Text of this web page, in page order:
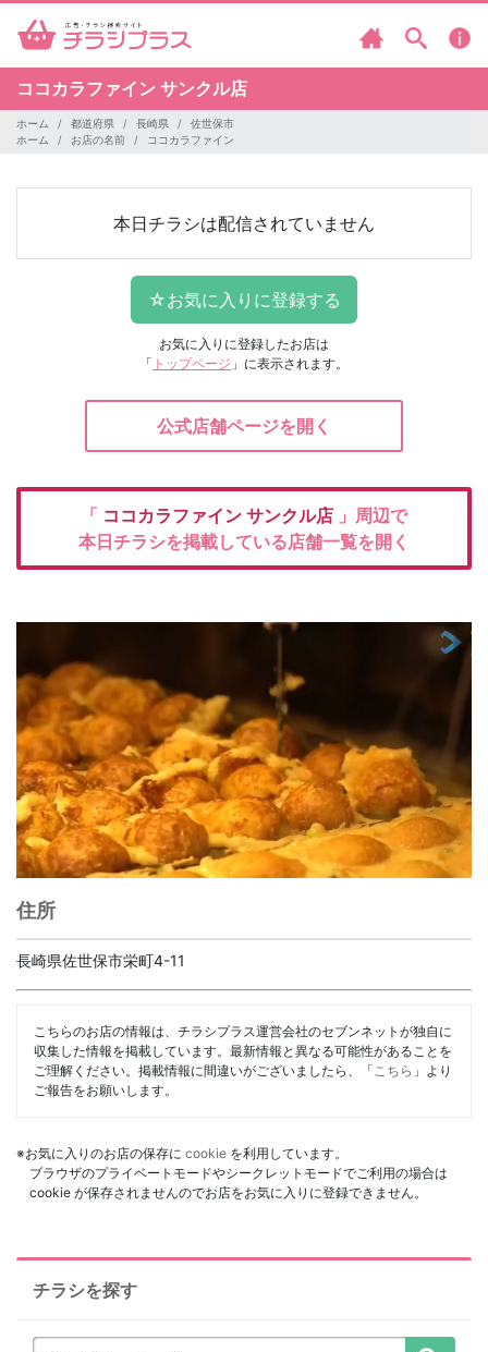
ココカラファイン サンクル店
ホーム 都道府県 長崎県
佐世保市
ホーム
お店の名前 ココカラファイン
本日チラシは配信されていません
お気に入りに登録したお店は
「 トップページ 」に表示されます。
公式店舗ページを開く
「 ココカラファイン サンクル店 」周辺で
本日チラシを掲載している店舗一覧を開く
住所
長崎県佐世保市栄町4-11
こちらのお店の情報は、チラシプラス運営会社のセブンネットが独自に
収集した情報を掲載しています。最新情報と異なる可能性があることを
ご理解ください。掲載情報に間違いがございましたら、「 こちら 」より
ご報告をお願いします。
※お気に入りのお店の保存に cookie を利用しています。
ブラウザのプライベートモードやシークレットモードでご利用の場合は
cookie が保存されませんのでお店をお気に入りに登録できません。
チラシを探す